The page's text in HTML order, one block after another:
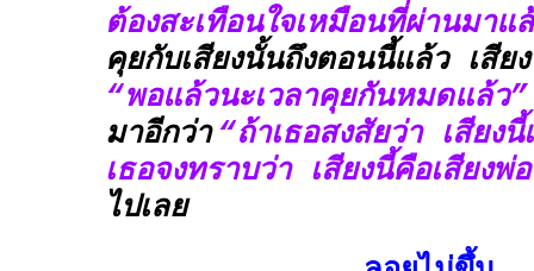
ต้องสะเทือนใจเหมือนที่ผ่านมาแ
คุยกับเสียงนั้นถึงตอนนี้แล้ว เสีย
“พอแล้วนะเวลาคุยกันหมดแล้ว”
มาอีกว่า “ถ้าเธอสงสัยว่า เสียงนี้
เธอจงทราบว่า เสียงนี้คือเสียงพ่
ไปเลย